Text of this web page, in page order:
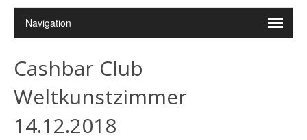
Cashbar Club
Weltkunstzimmer
14.12.2018